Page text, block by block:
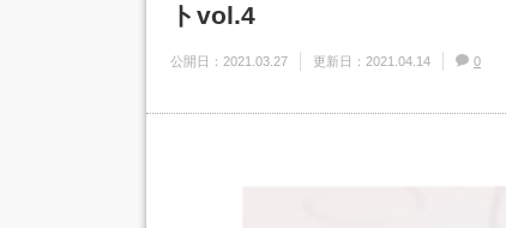
トvol.4
公開日： 2021.03.27 更新日： 2021.04.14 0